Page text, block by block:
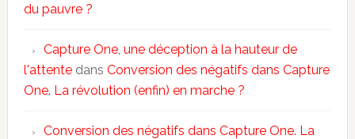
du pauvre ?
Capture One, une déception à la hauteur de
l'attentedans Conversion des négatifs dans Capture
One. La révolution (enfin) en marche ?
Conversion des négatifs dans Capture One. La